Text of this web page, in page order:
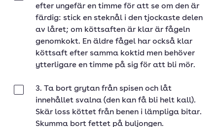
efter ungefär en timme för att se om den är
färdig: stick en steknål i den tjockaste delen
av låret; om köttsaften är klar är fågeln
genomkokt. En äldre fågel har också klar
köttsaft efter samma koktid men behöver
ytterligare en timme på sig för att bli mör.
3. Ta bort grytan från spisen och låt
innehållet svalna (den kan få bli helt kall).
Skär loss köttet från benen i lämpliga bitar.
Skumma bort fettet på buljongen.